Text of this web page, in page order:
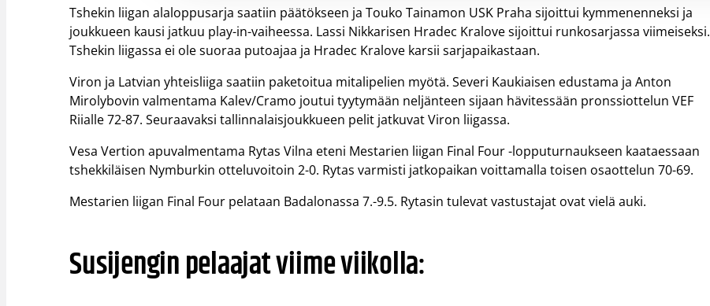
Tshekin liigan alaloppusarja saatiin päätökseen ja Touko Tainamon USK Praha sijoittui kymmenenneksi ja
joukkueen kausi jatkuu play-in-vaiheessa. Lassi Nikkarisen Hradec Kralove sijoittui runkosarjassa viimeiseksi.
Tshekin liigassa ei ole suoraa putoajaa ja Hradec Kralove karsii sarjapaikastaan.
Viron ja Latvian yhteisliiga saatiin paketoitua mitalipelien myötä. Severi Kaukiaisen edustama ja Anton
Mirolybovin valmentama Kalev/Cramo joutui tyytymään neljänteen sijaan hävitessään pronssiottelun VEF
Riialle 72-87. Seuraavaksi tallinnalaisjoukkueen pelit jatkuvat Viron liigassa.
Vesa Vertion apuvalmentama Rytas Vilna eteni Mestarien liigan Final Four -lopputurnaukseen kaataessaan
tshekkiläisen Nymburkin otteluvoitoin 2-0. Rytas varmisti jatkopaikan voittamalla toisen osaottelun 70-69.
Mestarien liigan Final Four pelataan Badalonassa 7.-9.5. Rytasin tulevat vastustajat ovat vielä auki.
Susijengin pelaajat viime viikolla: